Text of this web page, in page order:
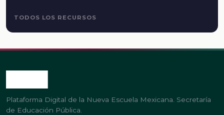
TODOS LOS RECURSOS
Plataforma Digital de la Nueva Escuela Mexicana. Secretaría
de Educación Pública.